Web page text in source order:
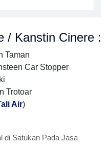
/ Kanstin Cinere :
Taman
Car Stopper
Trotoar
Air)
di Satukan Pada Jasa